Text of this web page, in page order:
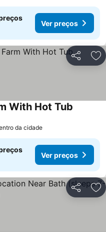
Ver preços
Partilhar
With Hot Tub
da cidade
Ver preços
Partilhar